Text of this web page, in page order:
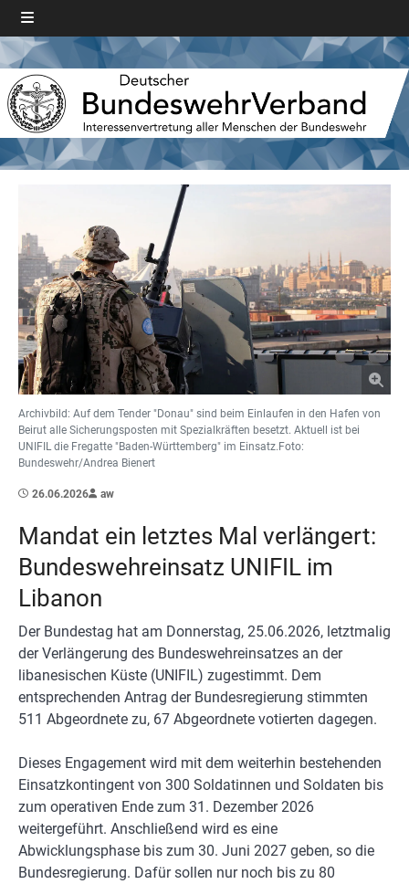
Archivbild: Auf dem Tender "Donau" sind beim Einlaufen in den Hafen von
Beirut alle Sicherungsposten mit Spezialkräften besetzt. Aktuell ist bei
UNIFIL die Fregatte "Baden-Württemberg" im Einsatz.Foto:
Bundeswehr/Andrea Bienert
26.06.2026 aw
Mandat ein letztes Mal verlängert:
Bundeswehreinsatz UNIFIL im
Libanon
Der Bundestag hat am Donnerstag, 25.06.2026, letztmalig
der Verlängerung des Bundeswehreinsatzes an der
libanesischen Küste (UNIFIL) zugestimmt. Dem
entsprechenden Antrag der Bundesregierung stimmten
511 Abgeordnete zu, 67 Abgeordnete votierten dagegen.
Dieses Engagement wird mit dem weiterhin bestehenden
Einsatzkontingent von 300 Soldatinnen und Soldaten bis
zum operativen Ende zum 31. Dezember 2026
weitergeführt. Anschließend wird es eine
Abwicklungsphase bis zum 30. Juni 2027 geben, so die
Bundesregierung. Dafür sollen nur noch bis zu 80